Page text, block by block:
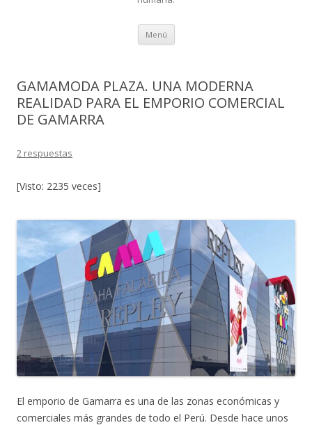
Menú Ir
contenido
GAMAMODA PLAZA. UNA MODERNA
REALIDAD PARA EL EMPORIO COMERCIAL
DE GAMARRA
2 respuestas
[Visto: 2235 veces]
El emporio de Gamarra es una de las zonas económicas y
comerciales más grandes de todo el Perú. Desde hace unos